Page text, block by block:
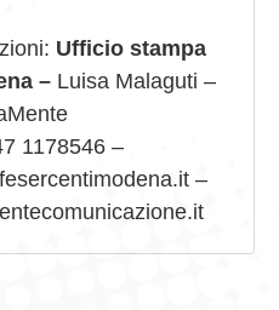
Ufficio stampa
– Luisa Malaguti –
1178546 –
–